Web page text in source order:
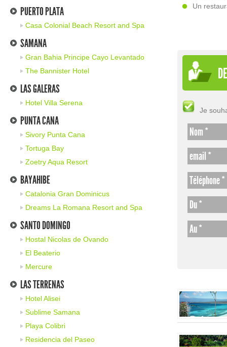
PUERTO PLATA
Casa Colonial Beach Resort and Spa
SAMANA
Gran Bahia Principe Cayo Levantado
The Bannister Hotel
LAS GALERAS
Hotel Villa Serena
PUNTA CANA
Sivory Punta Cana
Tortuga Bay
Zoetry Aqua Resort
BAYAHIBE
Catalonia Gran Dominicus
Dreams La Romana Resort and Spa
SANTO DOMINGO
Hostal Nicolas de Ovando
El Beaterio
Mercure
LAS TERRENAS
Hotel Alisei
Sublime Samana
Playa Colibri
Residencia del Paseo
Un
Je
Nom *
email *
Téléphone *
Du *
Au *